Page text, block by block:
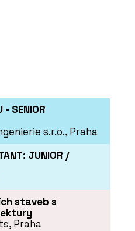
- SENIOR
s.r.o., Praha
JUNIOR /
staveb s
Praha